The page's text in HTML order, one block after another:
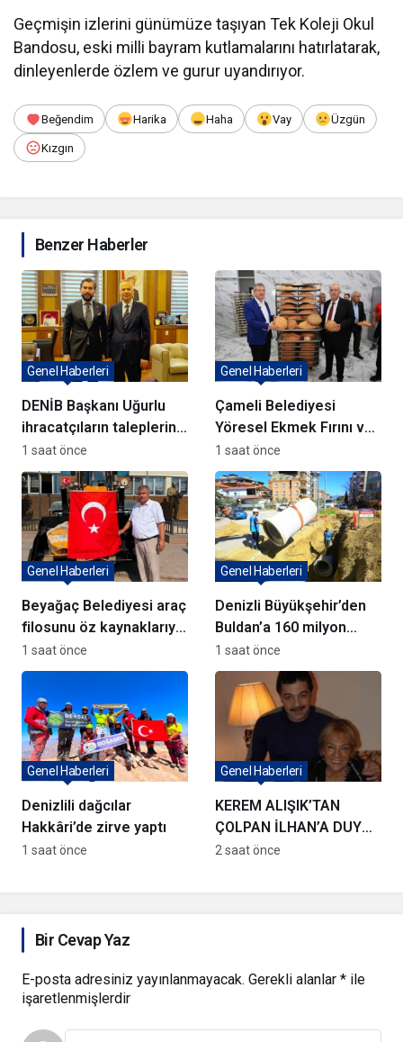
Geçmişin izlerini günümüze taşıyan Tek Koleji Okul
Bandosu, eski milli bayram kutlamalarını hatırlatarak,
dinleyenlerde özlem ve gurur uyandırıyor.
Beğendim Harika Haha Vay Üzgün
Kızgın
Benzer Haberler
DENİB Başkanı Uğurlu
ihracatçıların taleplerini
Bakan Yardımcısı Ağar’a
aktardı
Genel Haberleri
1 saat önce
Çameli Belediyesi
Yöresel Ekmek Fırını ve
yatırımlar açıldı
Genel Haberleri
1 saat önce
Beyağaç Belediyesi araç
filosunu öz kaynaklarıyla
güçlendiriyor
Genel Haberleri
1 saat önce
Denizli Büyükşehir’den
Buldan’a 160 milyon
TL’lik dev yatırım
hamlesi
Genel Haberleri
1 saat önce
Denizlili dağcılar
Hakkâri’de zirve yaptı
Genel Haberleri
1 saat önce
KEREM ALIŞIK’TAN
ÇOLPAN İLHAN’A DUYGU
YÜKLÜ ŞİİR
Genel Haberleri
2 saat önce
Bir Cevap Yaz
E-posta adresiniz yayınlanmayacak. Gerekli alanlar * ile
işaretlenmişlerdir